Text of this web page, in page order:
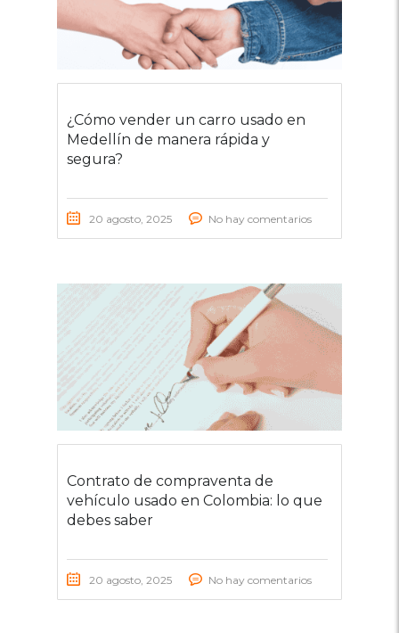
¿Cómo vender un carro usado en
Medellín de manera rápida y
segura?
20 agosto, 2025 No hay comentarios
Contrato de compraventa de
vehículo usado en Colombia: lo que
debes saber
20 agosto, 2025 No hay comentarios